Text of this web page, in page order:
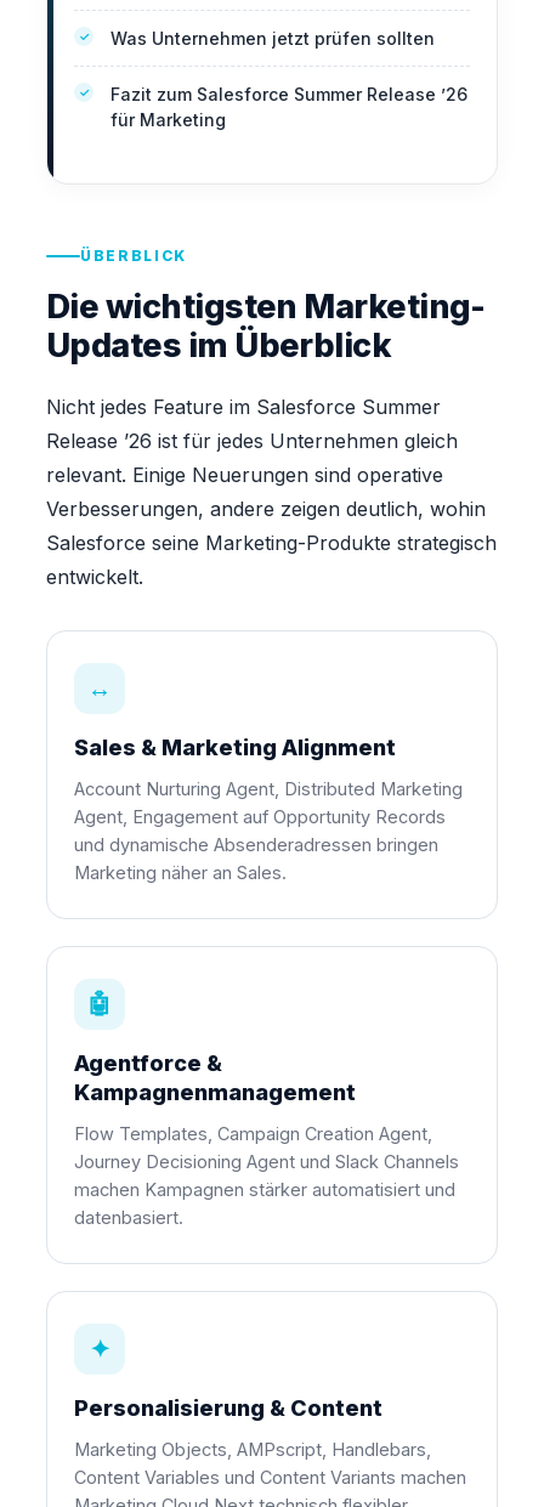
Was Unternehmen jetzt prüfen sollten
Fazit zum Salesforce Summer Release ’26
für Marketing
ÜBERBLICK
Die wichtigsten Marketing-
Updates im Überblick
Nicht jedes Feature im Salesforce Summer
Release ’26 ist für jedes Unternehmen gleich
relevant. Einige Neuerungen sind operative
Verbesserungen, andere zeigen deutlich, wohin
Salesforce seine Marketing-Produkte strategisch
entwickelt.
↔
Sales & Marketing Alignment
Account Nurturing Agent, Distributed Marketing
Agent, Engagement auf Opportunity Records
und dynamische Absenderadressen bringen
Marketing näher an Sales.
🤖
Agentforce &
Kampagnenmanagement
Flow Templates, Campaign Creation Agent,
Journey Decisioning Agent und Slack Channels
machen Kampagnen stärker automatisiert und
datenbasiert.
✦
Personalisierung & Content
Marketing Objects, AMPscript, Handlebars,
Content Variables und Content Variants machen